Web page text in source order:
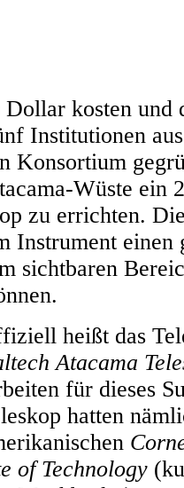
kosten und
Institutionen
Konsortium
Wüste ein
zu errichten.
Instrument einen
sichtbaren
heißt das
Atacama
für dieses
hatten
of Technology